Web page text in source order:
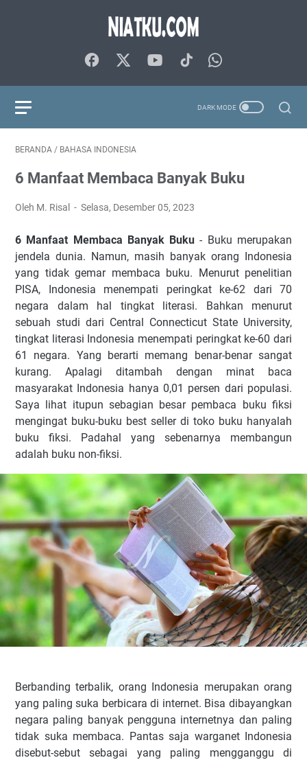
BERANDA / BAHASA INDONESIA
6 Manfaat Membaca Banyak Buku
Oleh M. Risal Selasa, Desember 05, 2023
6 Manfaat Membaca Banyak Buku - Buku merupakan
jendela dunia. Namun, masih banyak orang Indonesia
yang tidak gemar membaca buku. Menurut penelitian
PISA, Indonesia menempati peringkat ke-62 dari 70
negara dalam hal tingkat literasi. Bahkan menurut
sebuah studi dari Central Connecticut State University,
tingkat literasi Indonesia menempati peringkat ke-60 dari
61 negara. Yang berarti memang benar-benar sangat
kurang. Apalagi ditambah dengan minat baca
masyarakat Indonesia hanya 0,01 persen dari populasi.
Saya lihat itupun sebagian besar pembaca buku fiksi
mengingat buku-buku best seller di toko buku hanyalah
buku fiksi. Padahal yang sebenarnya membangun
adalah buku non-fiksi.
Berbanding terbalik, orang Indonesia merupakan orang
yang paling suka berbicara di internet. Bisa dibayangkan
negara paling banyak pengguna internetnya dan paling
tidak suka membaca. Pantas saja warganet Indonesia
disebut-sebut sebagai yang paling mengganggu di